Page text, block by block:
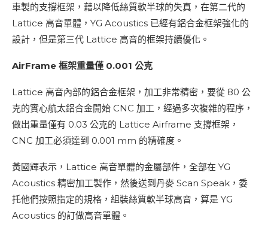
車製的支撐框架，藉以降低絲質軟半球的失真，在第二代的
Lattice 高音單體，YG Acoustics 已經有鋁合金框架強化的
設計，但是第三代 Lattice 高音的框架持續優化。
AirFrame 框架重量僅 0.001 公克
Lattice 高音內部的鋁合金框架，加工非常精密，要從 80 公
克的實心航太鋁合金開始 CNC 加工，經過多次複雜的程序，
做出重量僅有 0.03 公克的 Lattice Airframe 支撐框架，
CNC 加工必須達到 0.001 mm 的精確度。
黃國輝表示，Lattice 高音單體的金屬部件，全部在 YG
Acoustics 精密加工製作，然後送到丹麥 Scan Speak，委
托他們按照指定的規格，組裝絲質軟半球高音，算是 YG
Acoustics 的訂做高音單體。